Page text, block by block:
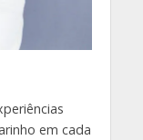
em cada